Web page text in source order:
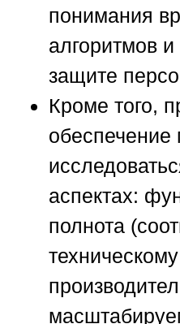
понимания
алгоритмов
защите
Кроме того,
обеспечение
аспектах:
полнота